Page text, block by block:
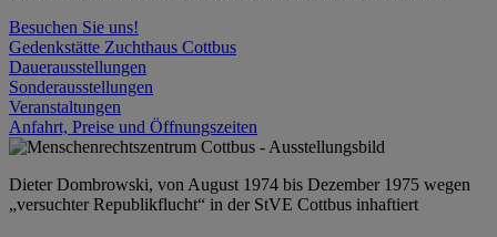
Besuchen Sie uns!
Gedenkstätte Zuchthaus Cottbus
Dauerausstellungen
Sonderausstellungen
Veranstaltungen
Anfahrt, Preise und Öffnungszeiten
Dieter Dombrowski, von August 1974 bis Dezember 1975 wegen
„versuchter Republikflucht“ in der StVE Cottbus inhaftiert